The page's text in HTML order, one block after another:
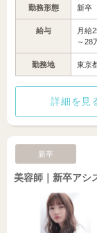
勤務形態 新卒
給与
月給
～28
勤務地 東京
詳細を見
新卒
美容師｜新卒アシ